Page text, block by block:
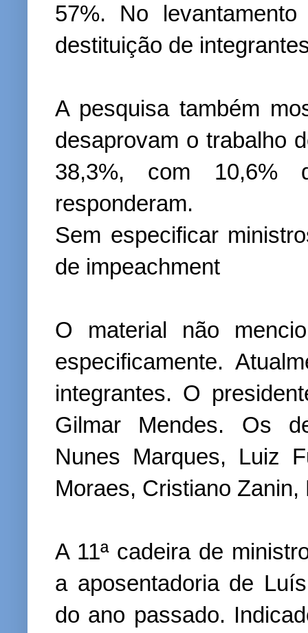
57%. No
destituição de
A pesquisa também
desaprovam o trabalho
38,3%, com 10,6%
responderam.
Sem especificar
de impeachment
O material não
especificamente.
integrantes. O
Gilmar Mendes. Os
Nunes Marques, Luiz
Moraes, Cristiano
A 11ª cadeira de
a aposentadoria de
do ano passado.